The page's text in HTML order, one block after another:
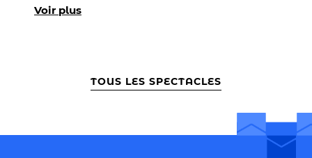
Voir plus
TOUS LES SPECTACLES